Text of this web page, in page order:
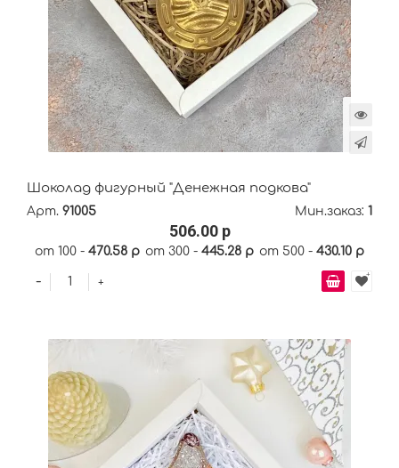
Шоколад фигурный "Денежная подкова"
Арт. 91005 Мин.заказ: 1
506.00 р
от 100 - 470.58 р от 300 - 445.28 р от 500 - 430.10 р
+
-